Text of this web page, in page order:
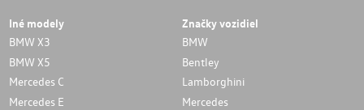
Iné modely
BMW X3
BMW X5
Mercedes C
Mercedes E
Značky vozidiel
BMW
Bentley
Lamborghini
Mercedes